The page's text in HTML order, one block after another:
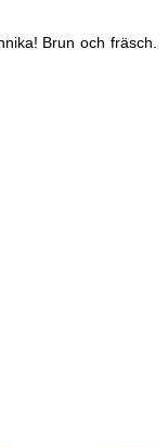
Brun och fräsch.